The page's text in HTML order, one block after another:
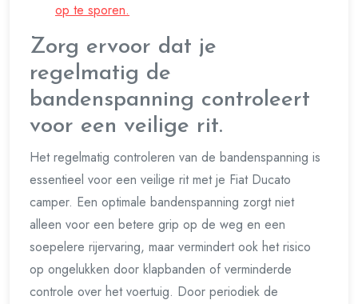
op te sporen.
Zorg ervoor dat je
regelmatig de
bandenspanning controleert
voor een veilige rit.
Het regelmatig controleren van de bandenspanning is
essentieel voor een veilige rit met je Fiat Ducato
camper. Een optimale bandenspanning zorgt niet
alleen voor een betere grip op de weg en een
soepelere rijervaring, maar vermindert ook het risico
op ongelukken door klapbanden of verminderde
controle over het voertuig. Door periodiek de